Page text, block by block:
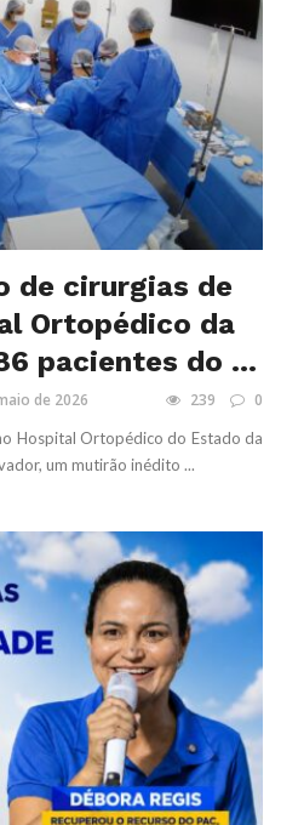
de cirurgias de
Ortopédico da
pacientes do ...
de 2026 239 0
Hospital Ortopédico do Estado da
um mutirão inédito ...